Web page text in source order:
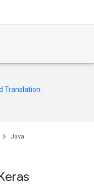
Translation
Java